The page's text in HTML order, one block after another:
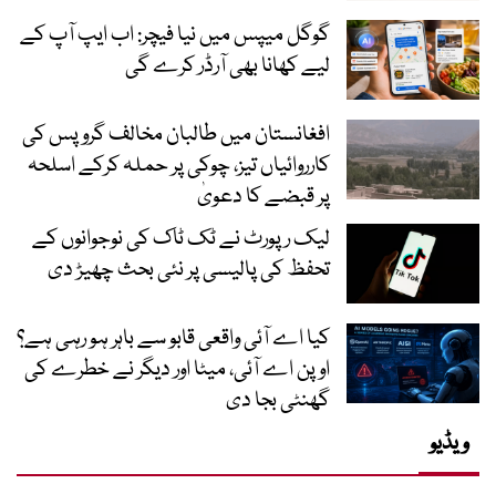
گوگل میپس میں نیا فیچر: اب ایپ آپ کے
لیے کھانا بھی آرڈر کرے گی
افغانستان میں طالبان مخالف گروپس کی
کارروائیاں تیز، چوکی پر حملہ کرکے اسلحہ
پر قبضے کا دعویٰ
لیک رپورٹ نے ٹک ٹاک کی نوجوانوں کے
تحفظ کی پالیسی پر نئی بحث چھیڑ دی
کیا اے آئی واقعی قابو سے باہر ہو رہی ہے؟
اوپن اے آئی، میٹا اور دیگر نے خطرے کی
گھنٹی بجا دی
ویڈیو